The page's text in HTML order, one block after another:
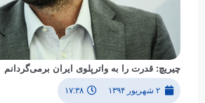
چیریچ: قدرت را به واترپلوی ایران برمی‌گردانم
۲ شهریور ۱۳۹۴ ۱۷:۳۸